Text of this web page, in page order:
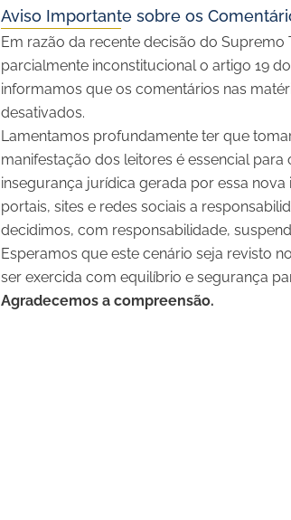
Aviso Importante sobre os
Em razão da recente decisão do Supremo
parcialmente inconstitucional o artigo 19
informamos que os comentários nas
desativados.
Lamentamos profundamente ter que
manifestação dos leitores é essencial
insegurança jurídica gerada por essa
portais, sites e redes sociais a
decidimos, com responsabilidade,
Esperamos que este cenário seja revisto
ser exercida com equilíbrio e segurança
Agradecemos a compreensão.